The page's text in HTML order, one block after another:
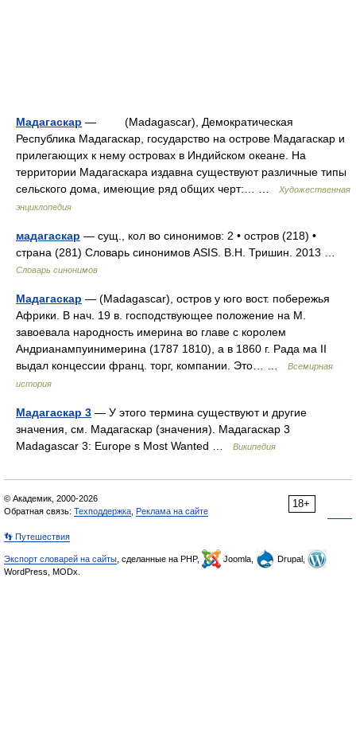
Мадагаскар — (Madagascar), Демократическая
Республика Мадагаскар, государство на острове Мадагаскар и
прилегающих к нему островах в Индийском океане. На
территории Мадагаскара издавна существуют различные типы
сельского дома, имеющие ряд общих черт:… …
Художественная
энциклопедия
мадагаскар — сущ., кол во синонимов: 2 • остров (218) •
страна (281) Словарь синонимов ASIS. В.Н. Тришин. 2013 …
Словарь синонимов
Мадагаскар — (Madagascar), остров у юго вост. побережья
Африки. В нач. 19 в. господствующее положение на М.
завоевала народность имерина во главе с королем
Андрианампуинимерина (1787 1810), а в 1860 г. Рада ма II
выдал концессии франц. торг, компании. Это… …
Всемирная
история
Мадагаскар 3 — У этого термина существуют и другие
значения, см. Мадагаскар (значения). Мадагаскар 3
Madagascar 3: Europe s Most Wanted …
Википедия
18+
© Академик, 2000-2026
Обратная связь: Техподдержка Реклама на сайте
👣 Путешествия
Экспорт словарей на сайты , сделанные на PHP, Joomla,
Drupal,
WordPress, MODx.